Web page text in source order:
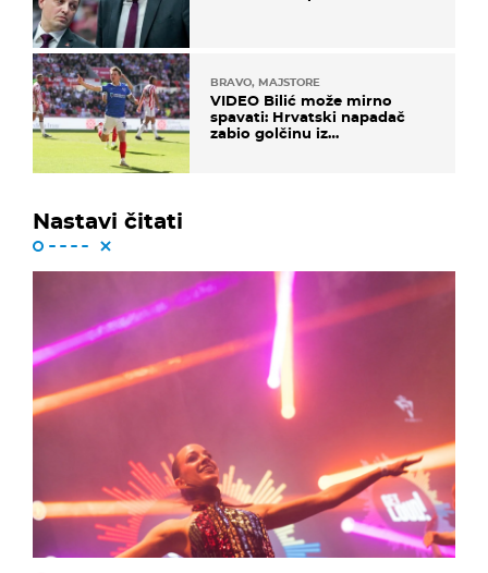
BRAVO, MAJSTORE
VIDEO Bilić može mirno
spavati: Hrvatski napadač
zabio golčinu iz
Nastavi čitati